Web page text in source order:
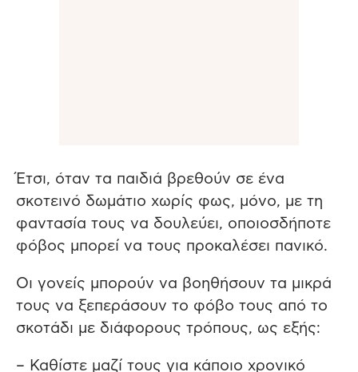
Έτσι, όταν τα παιδιά βρεθούν σε ένα
σκοτεινό δωμάτιο χωρίς φως, μόνο, με τη
φαντασία τους να δουλεύει, οποιοσδήποτε
φόβος μπορεί να τους προκαλέσει πανικό.
Οι γονείς μπορούν να βοηθήσουν τα μικρά
τους να ξεπεράσουν το φόβο τους από το
σκοτάδι με διάφορους τρόπους, ως εξής:
– Καθίστε μαζί τους για κάποιο χρονικό